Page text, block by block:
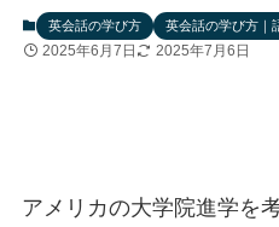
英会話の学び方 英会話の学び方｜
2025年6月7日 2025年7月6日
アメリカの大学院進学を